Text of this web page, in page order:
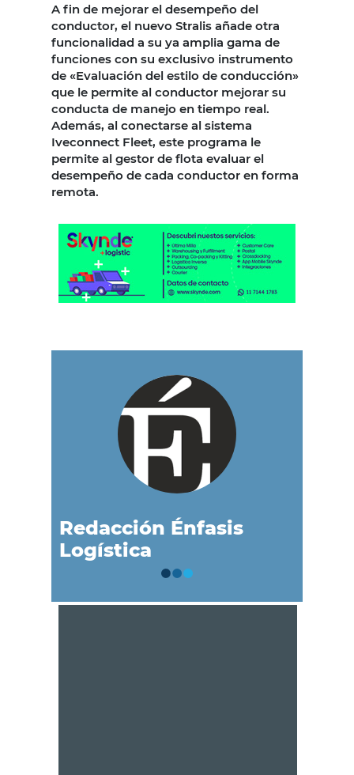
A fin de mejorar el desempeño del
conductor, el nuevo Stralis añade otra
funcionalidad a su ya amplia gama de
funciones con su exclusivo instrumento
de «Evaluación del estilo de conducción»
que le permite al conductor mejorar su
conducta de manejo en tiempo real.
Además, al conectarse al sistema
Iveconnect Fleet, este programa le
permite al gestor de flota evaluar el
desempeño de cada conductor en forma
remota.
Redacción Énfasis
Logística